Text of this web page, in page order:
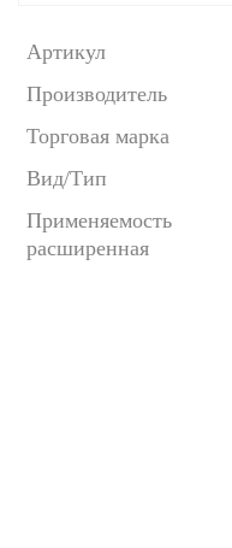
Артикул
Производитель
Торговая марка
Вид/Тип
Применяемость
расширенная